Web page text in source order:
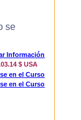
se
Información
$ USA